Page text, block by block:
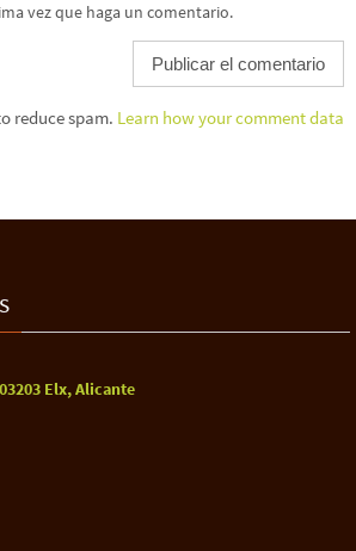
vez que haga un comentario.
reduce spam. Learn how your comment data
Elx, Alicante